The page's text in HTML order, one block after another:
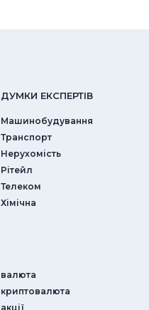
ДУМКИ ЕКСПЕРТIВ
Машинобудування
Транспорт
Нерухомість
Рітейл
Телеком
Хімічна
валюта
криптовалюта
акції